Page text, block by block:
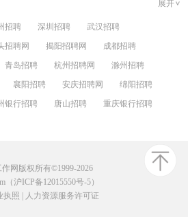
展开
招聘 深圳招聘
武汉招聘
招聘网 揭阳招聘网
成都招聘
青岛招聘 杭州招聘网
滁州招聘
襄阳招聘 安庆招聘网
绵阳招聘
银行招聘 唐山招聘
重庆银行招聘
网版权所有©1999-2026
（沪ICP备12015550号-5）
执照
人力资源服务许可证